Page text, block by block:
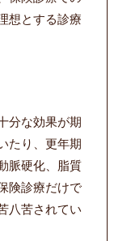
想とする診療
分な効果が期
たり、更年期
脈硬化、脂質
険診療だけで
八苦されてい